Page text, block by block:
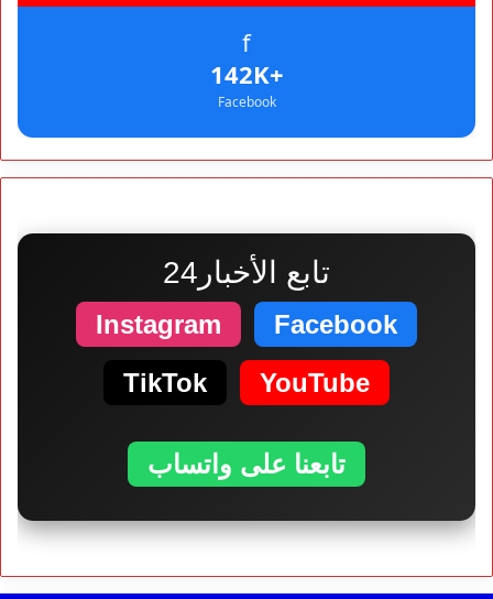
f
+142K
Facebook
تابع الأخبار24
Facebook
Instagram
YouTube
TikTok
تابعنا على واتساب